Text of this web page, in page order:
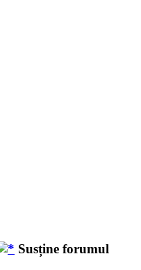
Susține forumul